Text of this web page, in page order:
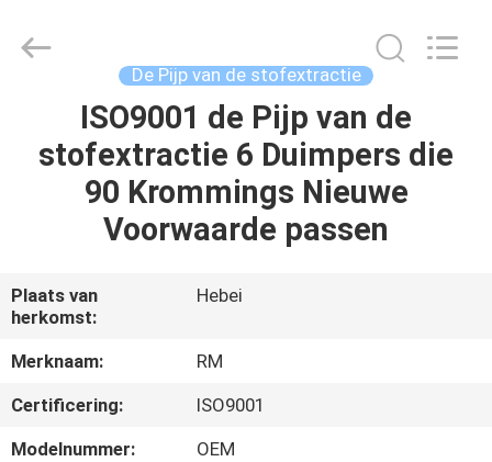
THUIS
PRODUCTEN
ONS
FABRIEKSTOCHT
KWALITEITSCONTROLE
WOODOO
TRADE
De Pijp van de stofextractie
ISO9001 de Pijp van de
stofextractie 6 Duimpers die
90 Krommings Nieuwe
Voorwaarde passen
Plaats van
herkomst:
Hebei
Merknaam:
RM
Certificering:
ISO9001
Modelnummer:
OEM